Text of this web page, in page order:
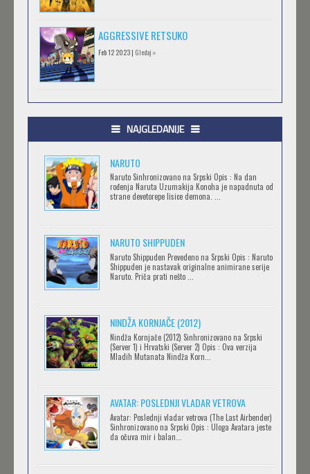
AGGRESSIVE RETSUKO
Feb 12 2023 | Gledaj »
.HACK//GIFT
.HACK//LIMINALITY
Feb 12 2023 |Gledaj »
SOVA I EKIPA
Feb 12 2023 |Gledaj »
BLOODIVORES
Feb 12 2023 |Gledaj »
AVANTURE KIDA OPASNOST
Feb 12 2023 |Gledaj »
IPAK SE OKREĆE (GALILEO: EPPUR SI MUOVE)
NAJGLEDANIJE
NARUTO
Naruto Sinhronizovano na Srpski Opis : Na dan
rođenja Naruta Uzumakija Konoha je napadnuta od
strane devetorepe lisice demona. ...
NARUTO SHIPPUDEN
Naruto Shippuden Prevedeno na Srpski Opis : Naruto
Shippuden je nastavak originalne animirane serije
Naruto. Priča prati nešto ...
NINDŽA KORNJAČE (2012)
Nindža Kornjače (2012) Sinhronizovano na Srpski
(Server 1) i Hrvatski (Server 2) Opis : Ova verzija
Mladih Mutanata Nindža Korn...
AVATAR: POSLEDNJI VLADAR VETROVA
Avatar: Poslednji vladar vetrova (The Last Airbender)
Sinhronizovano na Srpski Opis : Uloga Avatara jeste
da očuva mir i balan...